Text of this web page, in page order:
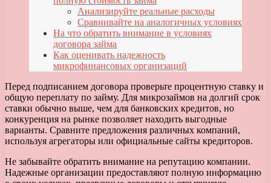
Анализируйте реальные расходы
Сравнивайте на аналогичных условиях
На что обратить внимание в условиях
договора займа
Как оценивать надежность
микрофинансовых организаций
Перед подписанием договора проверьте процентную ставку и
общую переплату по займу. Для микрозаймов на долгий срок
ставки обычно выше, чем для банковских кредитов, но
конкуренция на рынке позволяет находить выгодные
варианты. Сравните предложения различных компаний,
используя агрегаторы или официальные сайты кредиторов.
Не забывайте обратить внимание на репутацию компании.
Надежные организации предоставляют полную информацию